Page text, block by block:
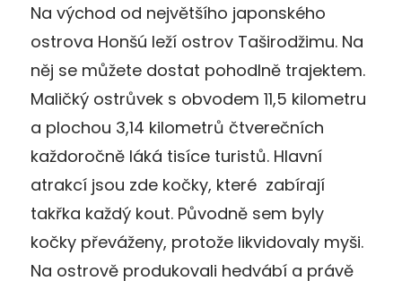
Na východ od největšího japonského
ostrova Honšú leží ostrov Taširodžimu. Na
něj se můžete dostat pohodlně trajektem.
Maličký ostrůvek s obvodem 11,5 kilometru
a plochou 3,14 kilometrů čtverečních
každoročně láká tisíce turistů. Hlavní
atrakcí jsou zde kočky, které zabírají
takřka každý kout. Původně sem byly
kočky převáženy, protože likvidovaly myši.
Na ostrově produkovali hedvábí a právě